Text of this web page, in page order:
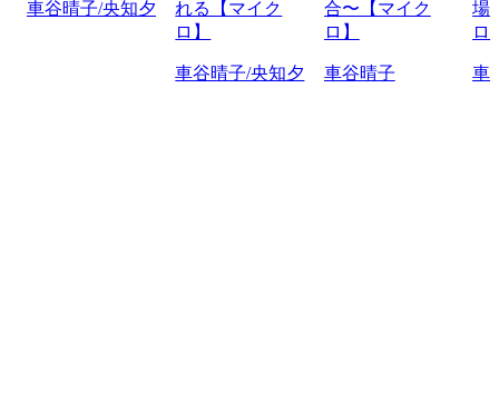
車谷晴子/央知夕
れる【マイク
ロ】
車谷晴子/央知夕
合〜【マイク
ロ】
車谷晴子
場
ロ
車